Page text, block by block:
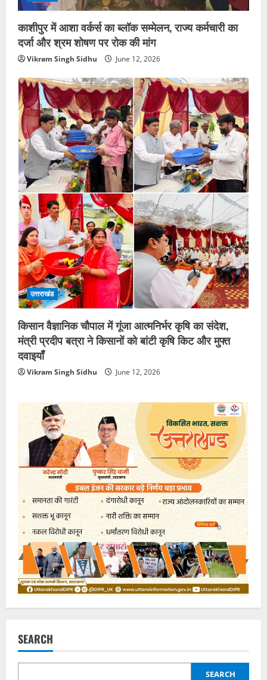
काशीपुर में आशा वर्कर्स का ब्लॉक सम्मेलन, राज्य कर्मचारी का
दर्जा और श्रम शोषण पर रोक की मांग
Vikram Singh Sidhu June 12, 2026
उत्तराखंड
किसान वैज्ञानिक चौपाल में गूंजा आत्मनिर्भर कृषि का संदेश,
मंत्री प्रदीप बत्रा ने किसानों को बांटी कृषि किट और मुफ्त
दवाइयाँ
Vikram Singh Sidhu June 12, 2026
SEARCH
SEARCH